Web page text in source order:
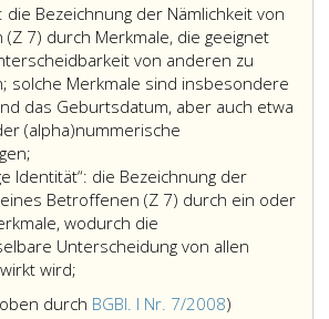
die Bezeichnung der Nämlichkeit von
7) durch Merkmale, die geeignet
von anderen zu
solche Merkmale sind insbesondere
das Geburtsdatum, aber auch etwa
(alpha)nummerische
die
Bezeichnung
der
Nämlichkeit
von
(Ziffer
Identität“: die Bezeichnung der
Betroffenen (Z 7) durch ein oder
wodurch die
Unterscheidung von allen
wird;
die
durch BGBl. I Nr. 7/2008)